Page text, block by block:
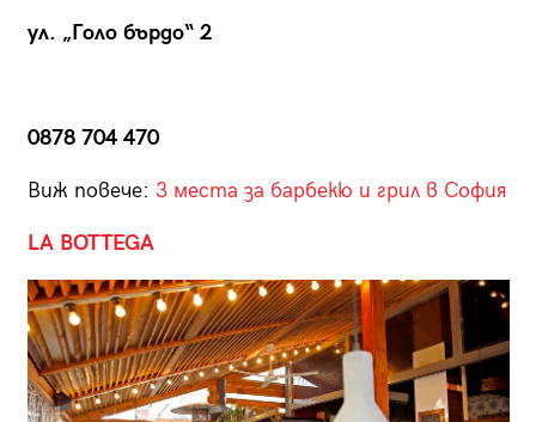
ул. „Голо бърдо“ 2
0878 704 470
Виж повече: 3 места за барбекю и грил в София
LA BOTTEGA